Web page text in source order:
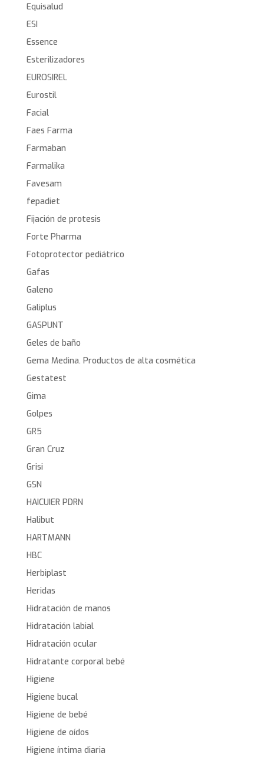
Equisalud
ESI
Essence
Esterilizadores
EUROSIREL
Eurostil
Facial
Faes Farma
Farmaban
Farmalika
Favesam
fepadiet
Fijación de protesis
Forte Pharma
Fotoprotector pediátrico
Gafas
Galeno
Galiplus
GASPUNT
Geles de baño
Gema Medina. Productos de alta cosmética
Gestatest
Gima
Golpes
GR5
Gran Cruz
Grisi
GSN
HAICUIER PDRN
Halibut
HARTMANN
HBC
Herbiplast
Heridas
Hidratación de manos
Hidratación labial
Hidratación ocular
Hidratante corporal bebé
Higiene
Higiene bucal
Higiene de bebé
Higiene de oídos
Higiene íntima diaria